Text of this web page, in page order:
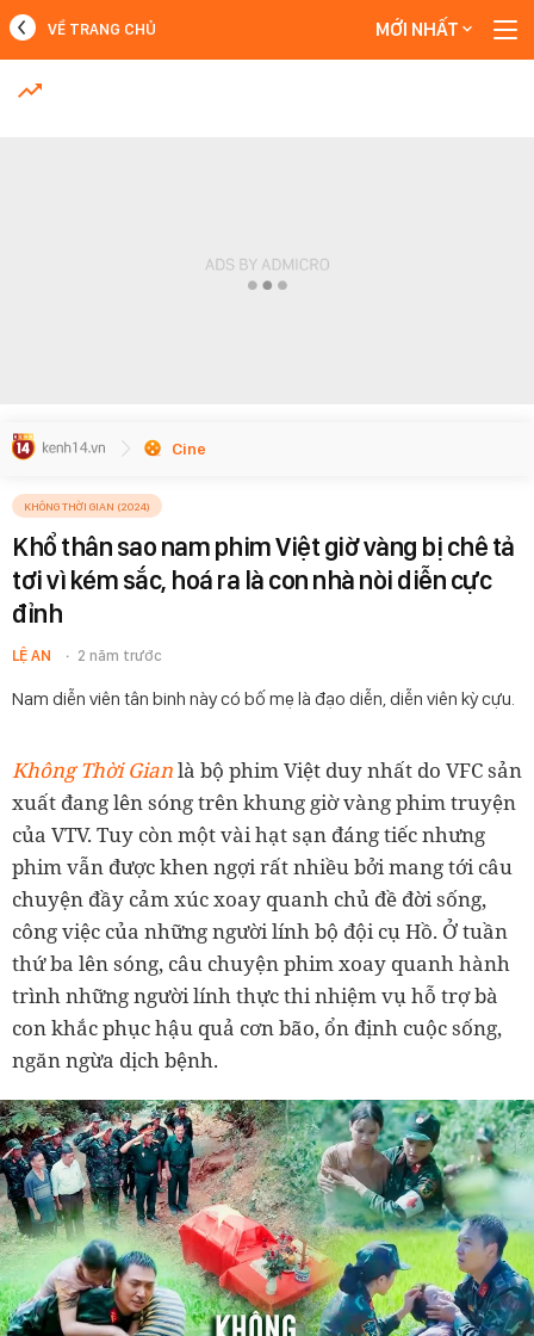
MỚI NHẤT
VỀ TRANG CHỦ MỚI NHẤT
Cine
KHÔNG THỜI GIAN (2024)
Khổ thân sao nam phim Việt giờ vàng bị chê tả
tơi vì kém sắc, hoá ra là con nhà nòi diễn cực
đỉnh
LỆ AN 2 năm trước
Nam diễn viên tân binh này có bố mẹ là đạo diễn, diễn viên kỳ cựu.
Không Thời Gianlà bộ phim Việt duy nhất do VFC sản
xuất đang lên sóng trên khung giờ vàng phim truyện
của VTV. Tuy còn một vài hạt sạn đáng tiếc nhưng
phim vẫn được khen ngợi rất nhiều bởi mang tới câu
chuyện đầy cảm xúc xoay quanh chủ đề đời sống,
công việc của những người lính bộ đội cụ Hồ. Ở tuần
thứ ba lên sóng, câu chuyện phim xoay quanh hành
trình những người lính thực thi nhiệm vụ hỗ trợ bà
con khắc phục hậu quả cơn bão, ổn định cuộc sống,
ngăn ngừa dịch bệnh.